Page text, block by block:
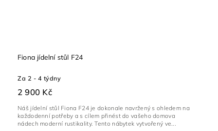
Fiona jídelní stůl F24
Za 2 - 4 týdny
2 900 Kč
Náš jídelní stůl Fiona F24 je dokonale navržený s ohledem na
každodenní potřeby a s cílem přinést do vašeho domova
nádech moderní rustikality. Tento nábytek vytvořený ve...